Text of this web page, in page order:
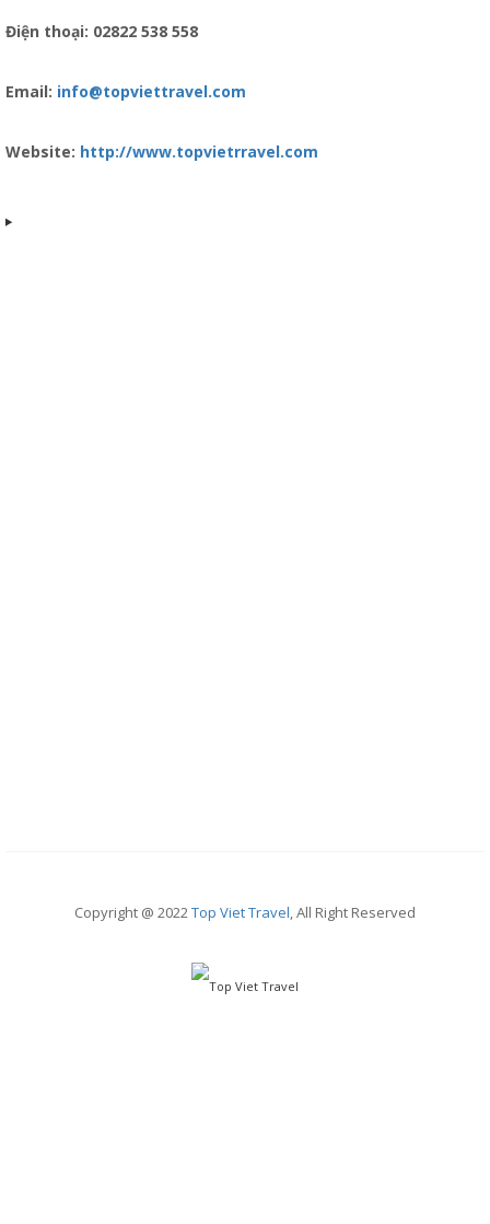
Điện thoại: 02822 538 558
Email: info@topviettravel.com
Website: http://www.topvietrravel.com
Copyright @ 2022Top Viet Travel, All Right Reserved